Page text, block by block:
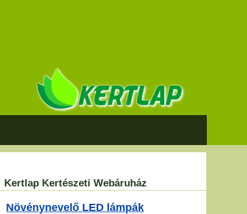
Kertlap Kertészeti Webáruház
Növénynevelő LED lámpák